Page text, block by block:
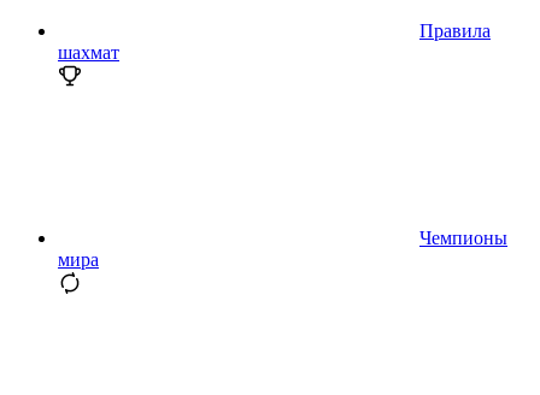
Правила
шахмат
Чемпионы
мира